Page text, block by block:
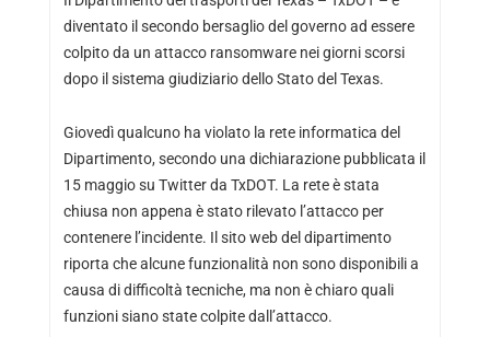
diventato il secondo bersaglio del governo ad essere
colpito da un attacco ransomware nei giorni scorsi
dopo il sistema giudiziario dello Stato del Texas.
Giovedì qualcuno ha violato la rete informatica del
Dipartimento, secondo una dichiarazione pubblicata il
15 maggio su Twitter da TxDOT. La rete è stata
chiusa non appena è stato rilevato l’attacco per
contenere l’incidente. Il sito web del dipartimento
riporta che alcune funzionalità non sono disponibili a
causa di difficoltà tecniche, ma non è chiaro quali
funzioni siano state colpite dall’attacco.